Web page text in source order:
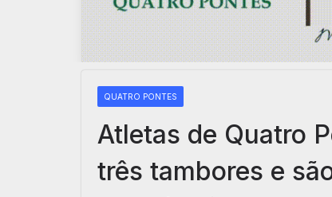
QUATRO PONTES
Atletas de Quatro
três tambores e